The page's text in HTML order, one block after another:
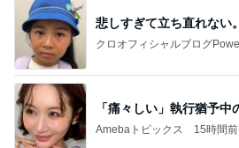
悲しすぎて立ち直れない。
クロオフィシャルブログ
「痛々しい」執行猶予
Amebaトピックス 15時間前